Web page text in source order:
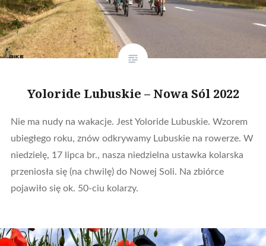
Yoloride Lubuskie – Nowa Sól 2022
Nie ma nudy na wakacje. Jest Yoloride Lubuskie. Wzorem
ubiegłego roku, znów odkrywamy Lubuskie na rowerze. W
niedzielę, 17 lipca br., nasza niedzielna ustawka kolarska
przeniosła się (na chwilę) do Nowej Soli. Na zbiórce
pojawiło się ok. 50-ciu kolarzy.